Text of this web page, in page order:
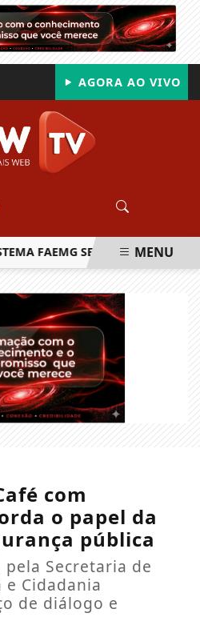
AGORA AO VIVO
FAEMG SENAR LANÇA O
MENU
com
o papel da
pública
Secretaria de
e Cidadania
de diálogo e